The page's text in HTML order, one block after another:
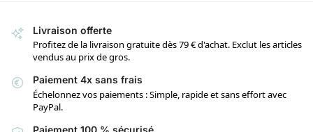
Livraison offerte
Profitez de la livraison gratuite dès 79 € d'achat. Exclut les articles
vendus au prix de gros.
Paiement 4x sans frais
Échelonnez vos paiements : Simple, rapide et sans effort avec
PayPal.
Paiement 100 % sécurisé